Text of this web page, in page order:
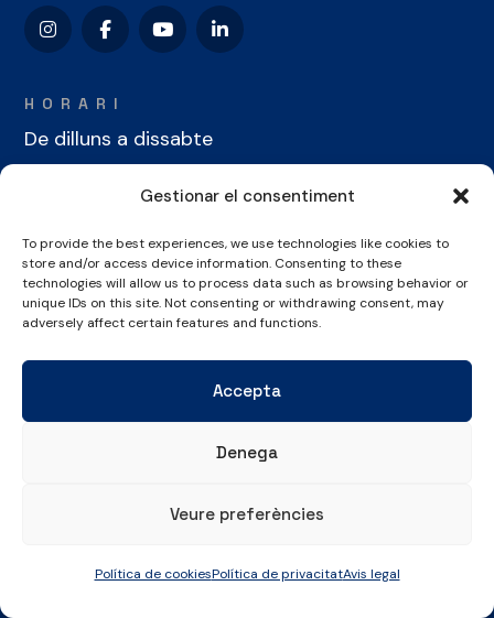
Gestionar el consentiment
To provide the best experiences, we use technologies like cookies to
store and/or access device information. Consenting to these
technologies will allow us to process data such as browsing behavior or
unique IDs on this site. Not consenting or withdrawing consent, may
adversely affect certain features and functions.
Accepta
Denega
Veure preferències
Política de cookiesPolítica de privacitatAvis legal
HORARI
De dilluns a dissabte
07:00 a 00:00 hores
Diumenges i festius
07:00 a 22:30 hores
ON ESTEM
Pintor Ribalta, 2-8
08028 Barcelona
CONTACTE